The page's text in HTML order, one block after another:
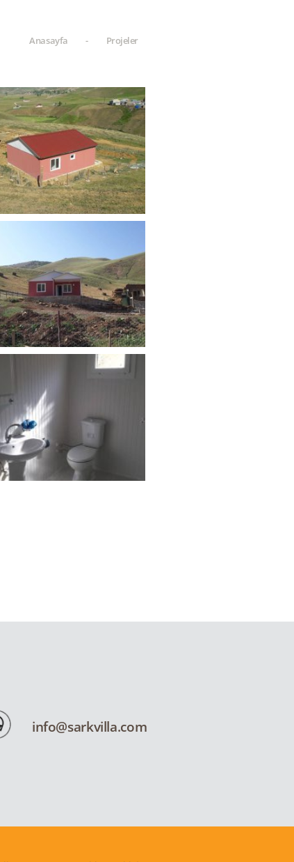
Anasayfa - Projeler
info@sarkvilla.com